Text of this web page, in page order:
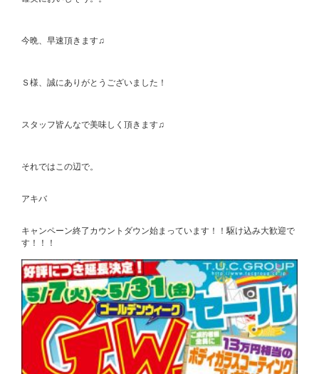
今晩、早速頂きます♫
Ｓ様、誠にありがとうございました！
スタッフ皆んなで美味しく頂きます♫
それではこの辺で。
アキバ
キャンペーン終了カウントダウン始まっています！！駆け込み大歓迎で
す！！！